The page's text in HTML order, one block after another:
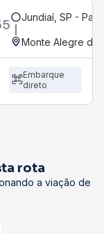
Jundiaí, SP -
Monte Alegre do
Embarque
direto
rota
a viação de